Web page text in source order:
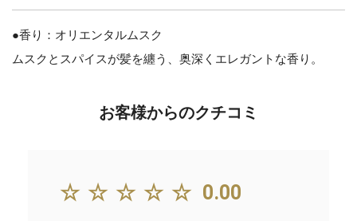
●香り：オリエンタルムスク
ムスクとスパイスが髪を纏う、奥深くエレガントな香り。
お客様からのクチコミ
☆☆☆☆☆ 0.00